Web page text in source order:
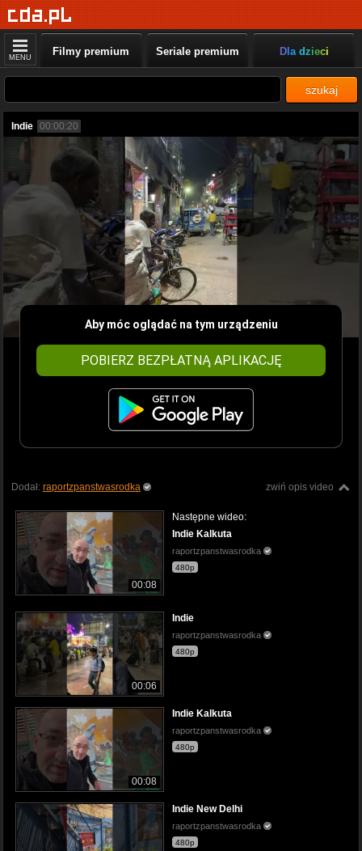
MENU Filmy premium Seriale premium Dla dzieci
szukaj
Indie 00:00:20
Aby móc oglądać na tym urządzeniu
POBIERZ BEZPŁATNĄ APLIKACJĘ
zwiń opis video
Dodał: raportzpanstwasrodka
00:08
Następne wideo:
Indie Kalkuta
raportzpanstwasrodka
480p
00:06
Indie
raportzpanstwasrodka
480p
00:08
Indie Kalkuta
raportzpanstwasrodka
480p
Indie New Delhi
raportzpanstwasrodka
480p